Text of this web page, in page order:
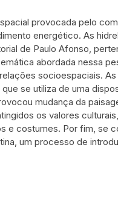
provocada pelo
energético. As
de Paulo Afonso,
abordada nessa
socioespaciais.
se utiliza de uma
mudança da
os valores
e costumes. Por fim, se
um processo de